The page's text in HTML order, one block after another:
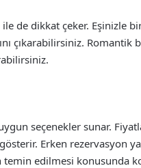
de dikkat çeker. Eşinizle
çıkarabilirsiniz. Romantik
seçenekler sunar.
Erken rezervasyon
edilmesi konusunda